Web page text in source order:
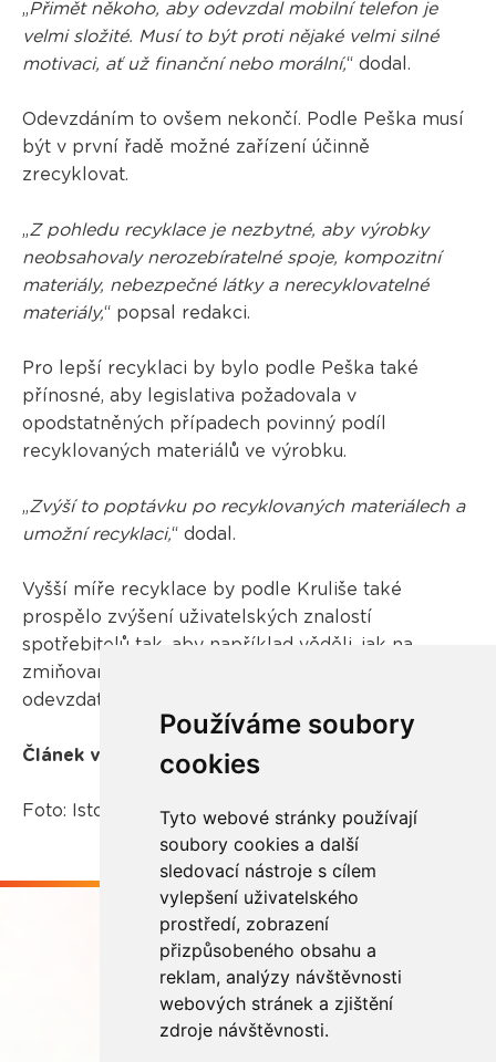
Používáme soubory
cookies
Tyto webové stránky používají
soubory cookies a další
sledovací nástroje s cílem
vylepšení uživatelského
prostředí, zobrazení
přizpůsobeného obsahu a
reklam, analýzy návštěvnosti
webových stránek a zjištění
zdroje návštěvnosti.
„Přimět někoho, aby odevzdal mobilní telefon je
velmi složité. Musí to být proti nějaké velmi silné
motivaci, ať už finanční nebo morální,“ dodal.
Odevzdáním to ovšem nekončí. Podle Peška musí
být v první řadě možné zařízení účinně
zrecyklovat.
„Z pohledu recyklace je nezbytné, aby výrobky
neobsahovaly nerozebíratelné spoje, kompozitní
materiály, nebezpečné látky a nerecyklovatelné
materiály,“ popsal redakci.
Pro lepší recyklaci by bylo podle Peška také
přínosné, aby legislativa požadovala v
opodstatněných případech povinný podíl
recyklovaných materiálů ve výrobku.
„Zvýší to poptávku po recyklovaných materiálech a
umožní recyklaci,“ dodal.
Vyšší míře recyklace by podle Kruliše také
prospělo zvýšení uživatelských znalostí
spotřebitelů tak, aby například věděli, jak na
zmiňované vymazání dat a nebáli se tedy zařízení
odevzdat.
Článek vyšel na serveru Euractiv.cz
Foto: Istockphoto.com
Buďme ve spojení